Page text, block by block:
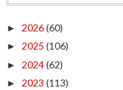
► 2026(60)
► 2025 (106)
► 2024(62)
► 2023 (113)